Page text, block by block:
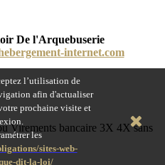
l’utilisation de
afin d'actualiser
prochaine visite et
les
sites-web-
dit-la-loi/
De l'Arquebuserie
internet.com
Virements bancaire 3X 4X sans